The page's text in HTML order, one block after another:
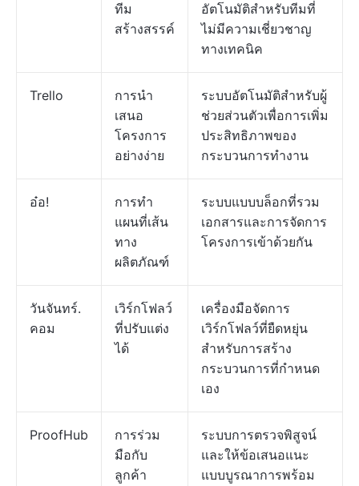
ทีม
สร้างสรรค์
อัตโนมัติสำหรับทีมที่
ไม่มีความเชี่ยวชาญ
ทางเทคนิค
Trello
การนำ
เสนอ
โครงการ
อย่างง่าย
ระบบอัตโนมัติสำหรับผู้
ช่วยส่วนตัวเพื่อการเพิ่ม
ประสิทธิภาพของ
กระบวนการทำงาน
อ๋อ!
การทำ
แผนที่เส้น
ทาง
ผลิตภัณฑ์
ระบบแบบบล็อกที่รวม
เอกสารและการจัดการ
โครงการเข้าด้วยกัน
วันจันทร์.
คอม
เวิร์กโฟลว์
ที่ปรับแต่ง
ได้
เครื่องมือจัดการ
เวิร์กโฟลว์ที่ยืดหยุ่น
สำหรับการสร้าง
กระบวนการที่กำหนด
เอง
ProofHub
การร่วม
มือกับ
ลูกค้า
ระบบการตรวจพิสูจน์
และให้ข้อเสนอแนะ
แบบบูรณาการพร้อม